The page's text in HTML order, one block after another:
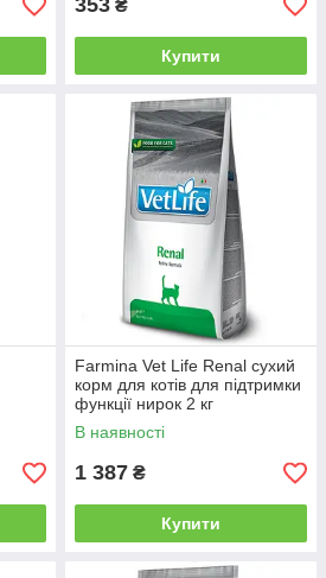
353 ₴
Купити
Farmina Vet Life Renal сухий
корм для котів для підтримки
функції нирок 2 кг
В наявності
1 387 ₴
Купити